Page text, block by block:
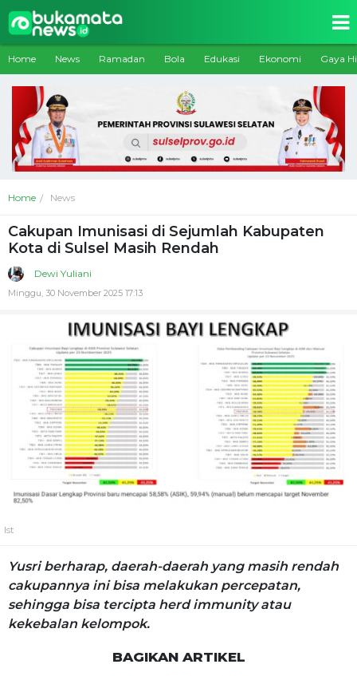
Home News Ramadan Bola Edukasi Ekonomi Gaya
Home News
Cakupan Imunisasi di Sejumlah Kabupaten
Kota di Sulsel Masih Rendah
Dewi Yuliani
Minggu, 30 November 2025 17:13
Ist
Yusri berharap, daerah-daerah yang masih rendah
cakupannya ini bisa melakukan percepatan,
sehingga bisa tercipta herd immunity atau
kekebalan kelompok.
BAGIKAN ARTIKEL